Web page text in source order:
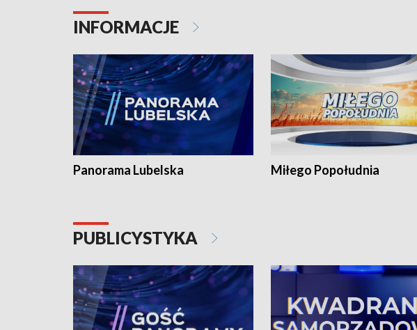
INFORMACJE
Panorama Lubelska Miłego Popołudnia
PUBLICYSTYKA